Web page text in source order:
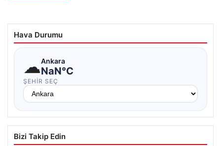
Hava Durumu
☁Ankara
NaN°C
ŞEHIR SEÇ
Bizi Takip Edin